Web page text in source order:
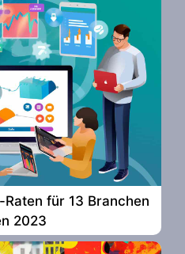
für 13 Branchen
2023